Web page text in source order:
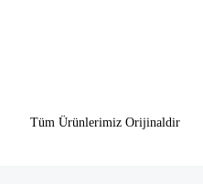
Tüm Ürünlerimiz Orijinaldir